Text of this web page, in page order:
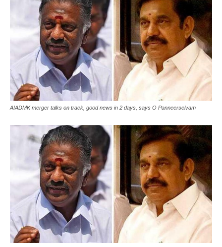
AIADMK merger talks on track, good news in 2 days, says O Panneerselvam